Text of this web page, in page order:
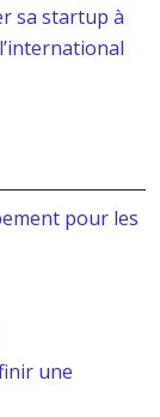
sa startup à
l’international
pour les
une